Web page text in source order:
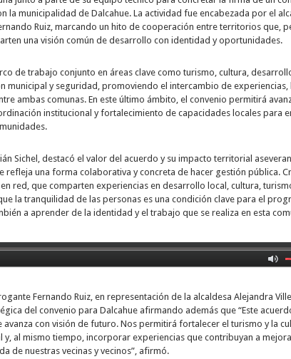
la municipalidad de Dalcahue. La actividad fue encabezada por el
Ruiz, marcando un hito de cooperación entre territorios que,
una visión común de desarrollo con identidad y oportunidades.
de trabajo conjunto en áreas clave como turismo, cultura,
municipal y seguridad, promoviendo el intercambio de experiencias,
ambas comunas. En este último ámbito, el convenio permitirá
institucional y fortalecimiento de capacidades locales para
Sichel, destacó el valor del acuerdo y su impacto territorial
refleja una forma colaborativa y concreta de hacer gestión pública.
red, que comparten experiencias en desarrollo local, cultura,
la tranquilidad de las personas es una condición clave para el
a aprender de la identidad y el trabajo que se realiza en esta
Fernando Ruiz, en representación de la alcaldesa Alejandra
del convenio para Dalcahue afirmando además que “Este
avanza con visión de futuro. Nos permitirá fortalecer el turismo y la
al mismo tiempo, incorporar experiencias que contribuyan a
de nuestras vecinas y vecinos”, afirmó.